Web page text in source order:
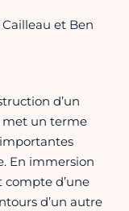
et Ben
d’un
met un terme
En immersion
compte d’une
d’un autre